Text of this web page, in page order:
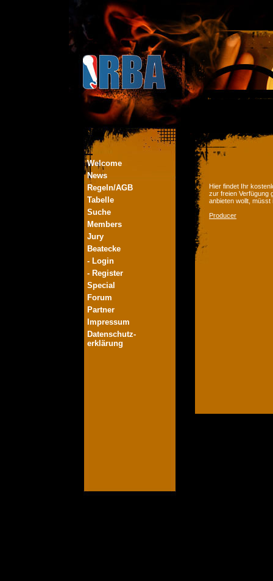
Welcome
News
Regeln/AGB
Tabelle
Suche
Members
Jury
Beatecke
- Login
- Register
Special
Forum
Partner
Impressum
Datenschutz-
erklärung
Hier findet Ihr
zur freien Verfügung
anbieten wollt,
Producer